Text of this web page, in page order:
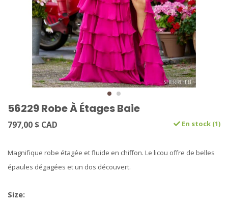
56229 Robe À Étages Baie
797,00 $ CAD En stock (1)
Magnifique robe étagée et fluide en chiffon. Le licou offre de belles
épaules dégagées et un dos découvert.
Size: